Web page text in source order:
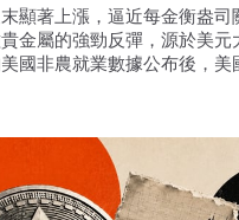
顯著上漲，逼近每金衡盎司
金屬的強勁反彈，源於美元
國非農就業數據公布後，美